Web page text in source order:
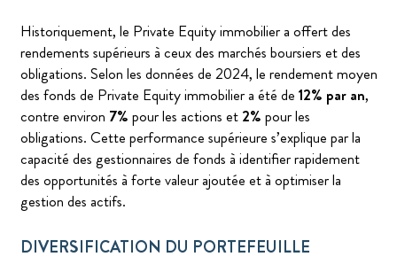
Historiquement, le Private Equity immobilier a offert des
rendements supérieurs à ceux des marchés boursiers et des
obligations. Selon les données de 2024, le rendement moyen
des fonds de Private Equity immobilier a été de 12% par an,
contre environ 7% pour les actions et 2% pour les
obligations. Cette performance supérieure s’explique par la
capacité des gestionnaires de fonds à identifier rapidement
des opportunités à forte valeur ajoutée et à optimiser la
gestion des actifs.
DIVERSIFICATION DU PORTEFEUILLE